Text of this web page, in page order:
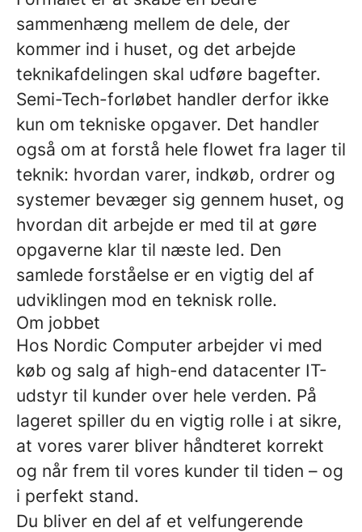
sammenhæng mellem de dele, der
kommer ind i huset, og det arbejde
teknikafdelingen skal udføre bagefter.
Semi-Tech-forløbet handler derfor ikke
kun om tekniske opgaver. Det handler
også om at forstå hele flowet fra lager til
teknik: hvordan varer, indkøb, ordrer og
systemer bevæger sig gennem huset, og
hvordan dit arbejde er med til at gøre
opgaverne klar til næste led. Den
samlede forståelse er en vigtig del af
udviklingen mod en teknisk rolle.
Om jobbet
Hos Nordic Computer arbejder vi med
køb og salg af high-end datacenter IT-
udstyr til kunder over hele verden. På
lageret spiller du en vigtig rolle i at sikre,
at vores varer bliver håndteret korrekt
og når frem til vores kunder til tiden – og
i perfekt stand.
Du bliver en del af et velfungerende